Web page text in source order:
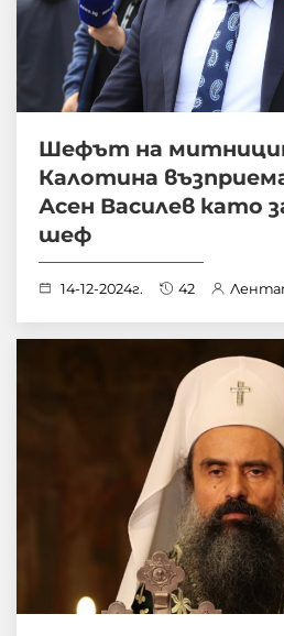
Шефът на
Калотина
Асен Василев като
шеф
14-12-2024г. 42